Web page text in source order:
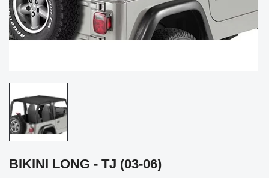
BIKINI LONG - TJ (03-06)